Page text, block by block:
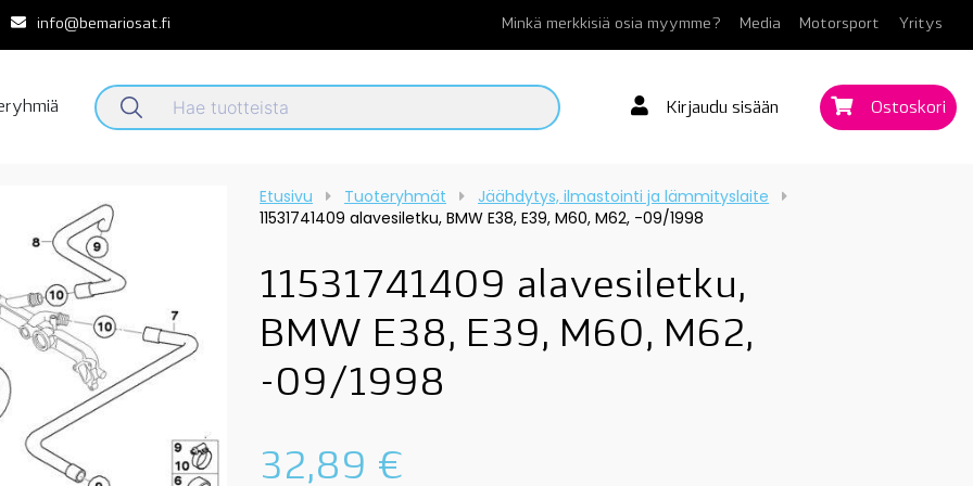
info@bemariosat.fi Minkä merkkisiä osia myymme? Media Motorsport Yritys
Kirjaudu sisään Ostoskori
Etusivu Tuoteryhmät
Jäähdytys, ilmastointi ja lämmityslaite
11531741409 alavesiletku, BMW E38, E39, M60, M62, -09/1998
11531741409 alavesiletku,
BMW E38, E39, M60, M62,
-09/1998
32,89 €